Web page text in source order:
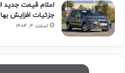
جزئیات افزایش بها
اسفند ۴, ۱۴۰۴